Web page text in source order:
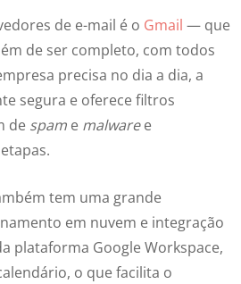
de e-mail é o Gmail — que
de ser completo, com todos
precisa no dia a dia, a
segura e oferece filtros
de spam e malwaree
tem uma grande
em nuvem e integração
plataforma Google Workspace,
o que facilita o